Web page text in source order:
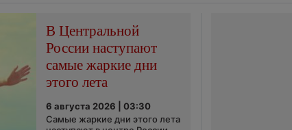
В Центральной
России наступают
самые жаркие дни
этого лета
6 августа 2026 | 03:30
Самые жаркие дни этого лета